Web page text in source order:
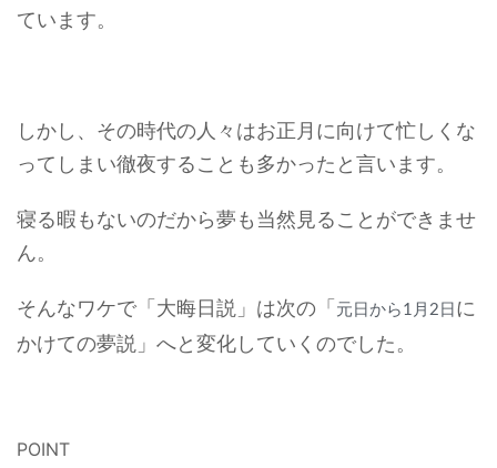
ています。
しかし、その時代の人々はお正月に向けて忙しくな
ってしまい徹夜することも多かったと言います。
寝る暇もないのだから夢も当然見ることができませ
ん。
そんなワケで「大晦日説」は次の「 元日から1月2日 に
かけての夢説」へと変化していくのでした。
POINT